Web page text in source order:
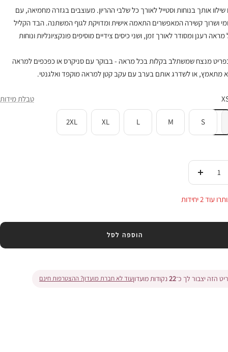
שילוו אותך בנוחות וסטייל לאורך כל שלבי ההריון. מעוצבים בגזרה מחמיאה, עם
ושרוך קשירה המאפשרים התאמה אישית ומדויקת לגוף המשתנה. הבד הקליל
רענן ומסודר לאורך זמן, ושני כיסים צידיים מוסיפים פונקציונליות ונוחות
מנצח שמשתלב בקלות בכל מראה - בבוקר עם סניקרס או כפכפים למראה
לא מתאמץ, או לשדרג אותם בערב עם עקב קטן למראה מוקפד ואלגנטי.
טבלת מידות
S
M
L
XL
2XL
העלי
2 יחידות
הוספה לסל
הזה יצבור לך כ־22נקודות מועדוןעוד לא חברת מועדון? ההצטרפות חינם